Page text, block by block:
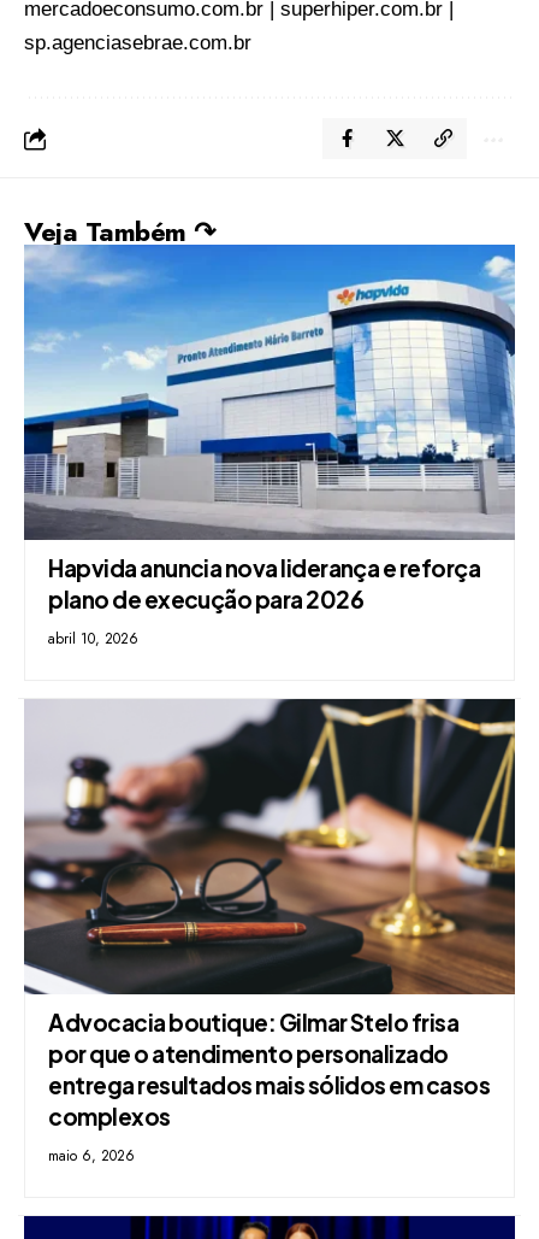
mercadoeconsumo.com.br | superhiper.com.br |
sp.agenciasebrae.com.br
Veja Também ↷
Hapvida anuncia nova liderança e reforça
plano de execução para 2026
abril 10, 2026
Advocacia boutique: Gilmar Stelo frisa
por que o atendimento personalizado
entrega resultados mais sólidos em casos
complexos
maio 6, 2026